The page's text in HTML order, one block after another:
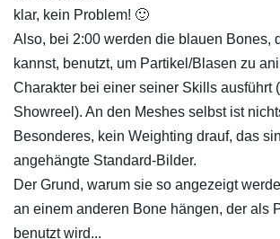
klar, kein Problem! 🙂
Also, bei 2:00 werden die blauen Bones,
kannst, benutzt, um Partikel/Blasen zu
Charakter bei einer seiner Skills ausführt
Showreel). An den Meshes selbst ist
Besonderes, kein Weighting drauf, das
angehängte Standard-Bilder.
Der Grund, warum sie so angezeigt
an einem anderen Bone hängen, der als
benutzt wird...